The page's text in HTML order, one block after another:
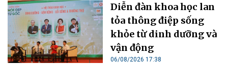
Diễn đàn khoa học lan
tỏa thông điệp sống
khỏe từ dinh dưỡng và
vận động
06/08/2026 17:38